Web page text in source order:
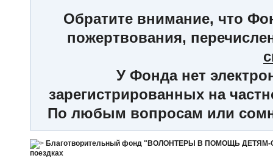
Обратите внимание, что
пожертвования,
У Фонда нет
зарегистрированных на
По любым вопросам или
Благотворительный фонд "ВОЛОНТЕРЫ В ПОМОЩЬ
поездках